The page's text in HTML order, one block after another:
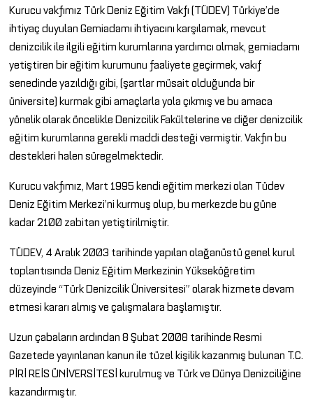
Kurucu vakfımız Türk Deniz Eğitim Vakfı (TÜDEV) Türkiye’de
ihtiyaç duyulan Gemiadamı ihtiyacını karşılamak, mevcut
denizcilik ile ilgili eğitim kurumlarına yardımcı olmak, gemiadamı
yetiştiren bir eğitim kurumunu faaliyete geçirmek, vakıf
senedinde yazıldığı gibi, (şartlar müsait olduğunda bir
üniversite) kurmak gibi amaçlarla yola çıkmış ve bu amaca
yönelik olarak öncelikle Denizcilik Fakültelerine ve diğer denizcilik
eğitim kurumlarına gerekli maddi desteği vermiştir. Vakfın bu
destekleri halen süregelmektedir.
Kurucu vakfımız, Mart 1995 kendi eğitim merkezi olan Tüdev
Deniz Eğitim Merkezi’ni kurmuş olup, bu merkezde bu güne
kadar 2100 zabitan yetiştirilmiştir.
TÜDEV, 4 Aralık 2003 tarihinde yapılan olağanüstü genel kurul
toplantısında Deniz Eğitim Merkezinin Yükseköğretim
düzeyinde “Türk Denizcilik Üniversitesi” olarak hizmete devam
etmesi kararı almış ve çalışmalara başlamıştır.
Uzun çabaların ardından 8 Şubat 2008 tarihinde Resmi
Gazetede yayınlanan kanun ile tüzel kişilik kazanmış bulunan T.C.
PİRİ REİS ÜNİVERSİTESİ kurulmuş ve Türk ve Dünya Denizciliğine
kazandırmıştır.